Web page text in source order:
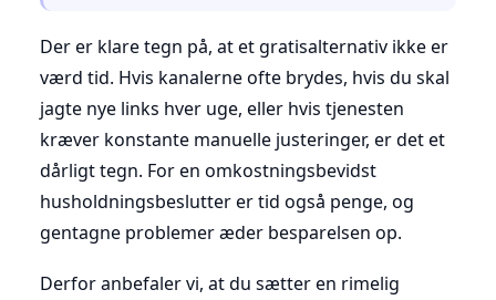
Der er klare tegn på, at et gratisalternativ ikke er
værd tid. Hvis kanalerne ofte brydes, hvis du skal
jagte nye links hver uge, eller hvis tjenesten
kræver konstante manuelle justeringer, er det et
dårligt tegn. For en omkostningsbevidst
husholdningsbeslutter er tid også penge, og
gentagne problemer æder besparelsen op.
Derfor anbefaler vi, at du sætter en rimelig